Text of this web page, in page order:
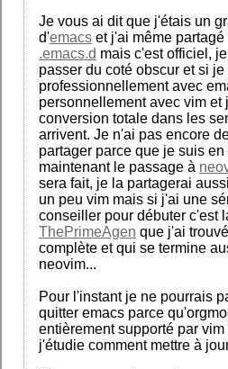
Je vous ai dit que j'étais un
d'emacs et j'ai même
.emacs.d mais c'est officiel,
passer du coté obscur et si
professionnellement avec
personnellement avec vim et
conversion totale dans les
arrivent. Je n'ai pas encore
partager parce que je suis
maintenant le passage à
sera fait, je la partagerai
un peu vim mais si j'ai une
conseiller pour débuter c'est
ThePrimeAgen que j'ai
complète et qui se termine
neovim...
Pour l'instant je ne pourrais
quitter emacs parce
entièrement supporté par
j'étudie comment mettre à